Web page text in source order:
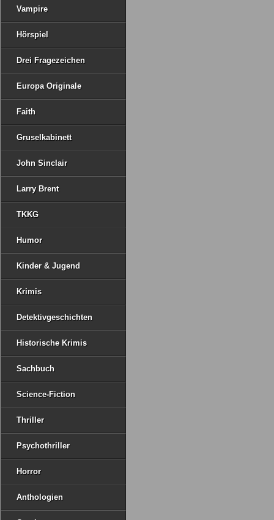
Vampire
Hörspiel
Drei Fragezeichen
Europa Originale
Faith
Gruselkabinett
John Sinclair
Larry Brent
TKKG
Humor
Kinder & Jugend
Krimis
Detektivgeschichten
Historische Krimis
Sachbuch
Science-Fiction
Thriller
Psychothriller
Horror
Anthologien